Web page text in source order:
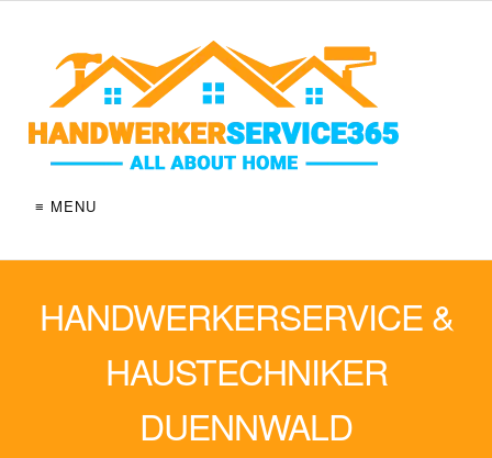
≡ MENU
HANDWERKERSERVICE &
HAUSTECHNIKER
DUENNWALD